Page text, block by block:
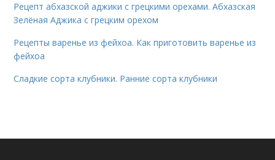
Рецепт абхазской аджики с грецкими орехами. Абхазская
Зелёная Аджика с грецким орехом
Рецепты варенье из фейхоа. Как приготовить варенье из
фейхоа
Сладкие сорта клубники. Ранние сорта клубники